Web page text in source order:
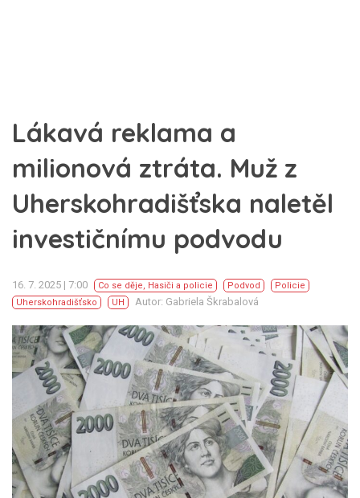
Lákavá reklama a
milionová ztráta. Muž z
Uherskohradišťska naletěl
investičnímu podvodu
16. 7. 2025 | 7:00 Co se děje, Hasiči a policie Podvod
Policie
Uherskohradišťsko
UH Autor: Gabriela Škrabalová